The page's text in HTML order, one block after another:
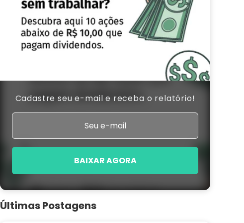
Cadastre seu e-mail e receba o relatório!
BAIXAR AGORA
Últimas Postagens